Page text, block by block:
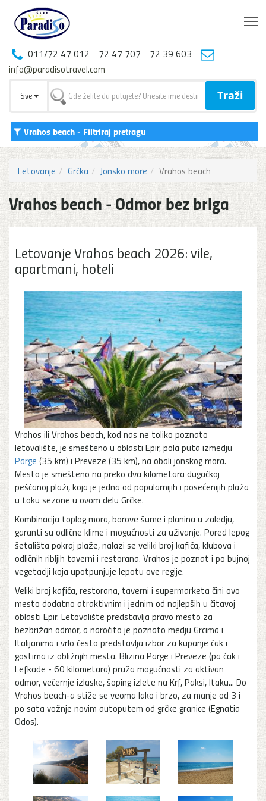
011/72 47 012 72 47 707
72 39 603
info@paradisotravel.com
Sve Traži
Vrahos beach- Filtriraj pretragu
Letovanje Grčka Jonsko more Vrahos beach
Vrahos beach - Odmor bez briga
Letovanje Vrahos beach 2026: vile,
apartmani, hoteli
Vrahos ili Vrahos beach, kod nas ne toliko poznato
letovalište, je smešteno u oblasti Epir, pola puta izmedju
Parge (35 km) i Preveze (35 km), na obali jonskog mora.
Mesto je smešteno na preko dva kilometara dugačkoj
peščanoj plaži, koja je jedna od popularnijih i posećenijih plaža
u toku sezone u ovom delu Grčke.
Kombinacija toplog mora, borove šume i planina u zaledju,
garanti su odlične klime i mogućnosti za uživanje. Pored lepog
šetališta pokraj plaže, nalazi se veliki broj kafića, klubova i
odličnih ribljih taverni i restorana. Vrahos je poznat i po bujnoj
vegetaciji koja upotpunjuje lepotu ove regije.
Veliki broj kafića, restorana, taverni i supermarketa čini ovo
mesto dodatno atraktivnim i jednim od najlepših u čitavoj
oblasti Epir. Letovalište predstavlja pravo mesto za
bezbrižan odmor, a naročito je poznato medju Grcima i
Italijanima i vrlo često predstavlja izbor za kupanje čak i
gostima iz obližnjih mesta. Blizina Parge i Preveze (pa čak i
Lefkade - 60 kilometara) pruža mogućnosti za aktivan
odmor, večernje izlaske, šoping izlete na Krf, Paksi, Itaku... Do
Vrahos beach-a stiže se veoma lako i brzo, za manje od 3 i
po sata vožnje novim autoputem od grčke granice (Egnatia
Odos).